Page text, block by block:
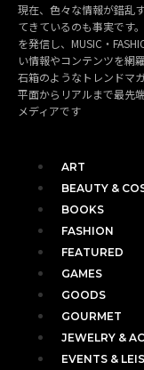
現在、色々な情報が錯乱
てきているのも事実です
を発信し、MUSIC・
い情報やコンテンツを網
石箱のようなトレンドマ
平面からリアルまで最先
メディアです
ART
BEAUTY &
BOOKS
FASHION
FEATURED
GAMES
GOODS
GOURMET
JEWELRY &
EVENTS &